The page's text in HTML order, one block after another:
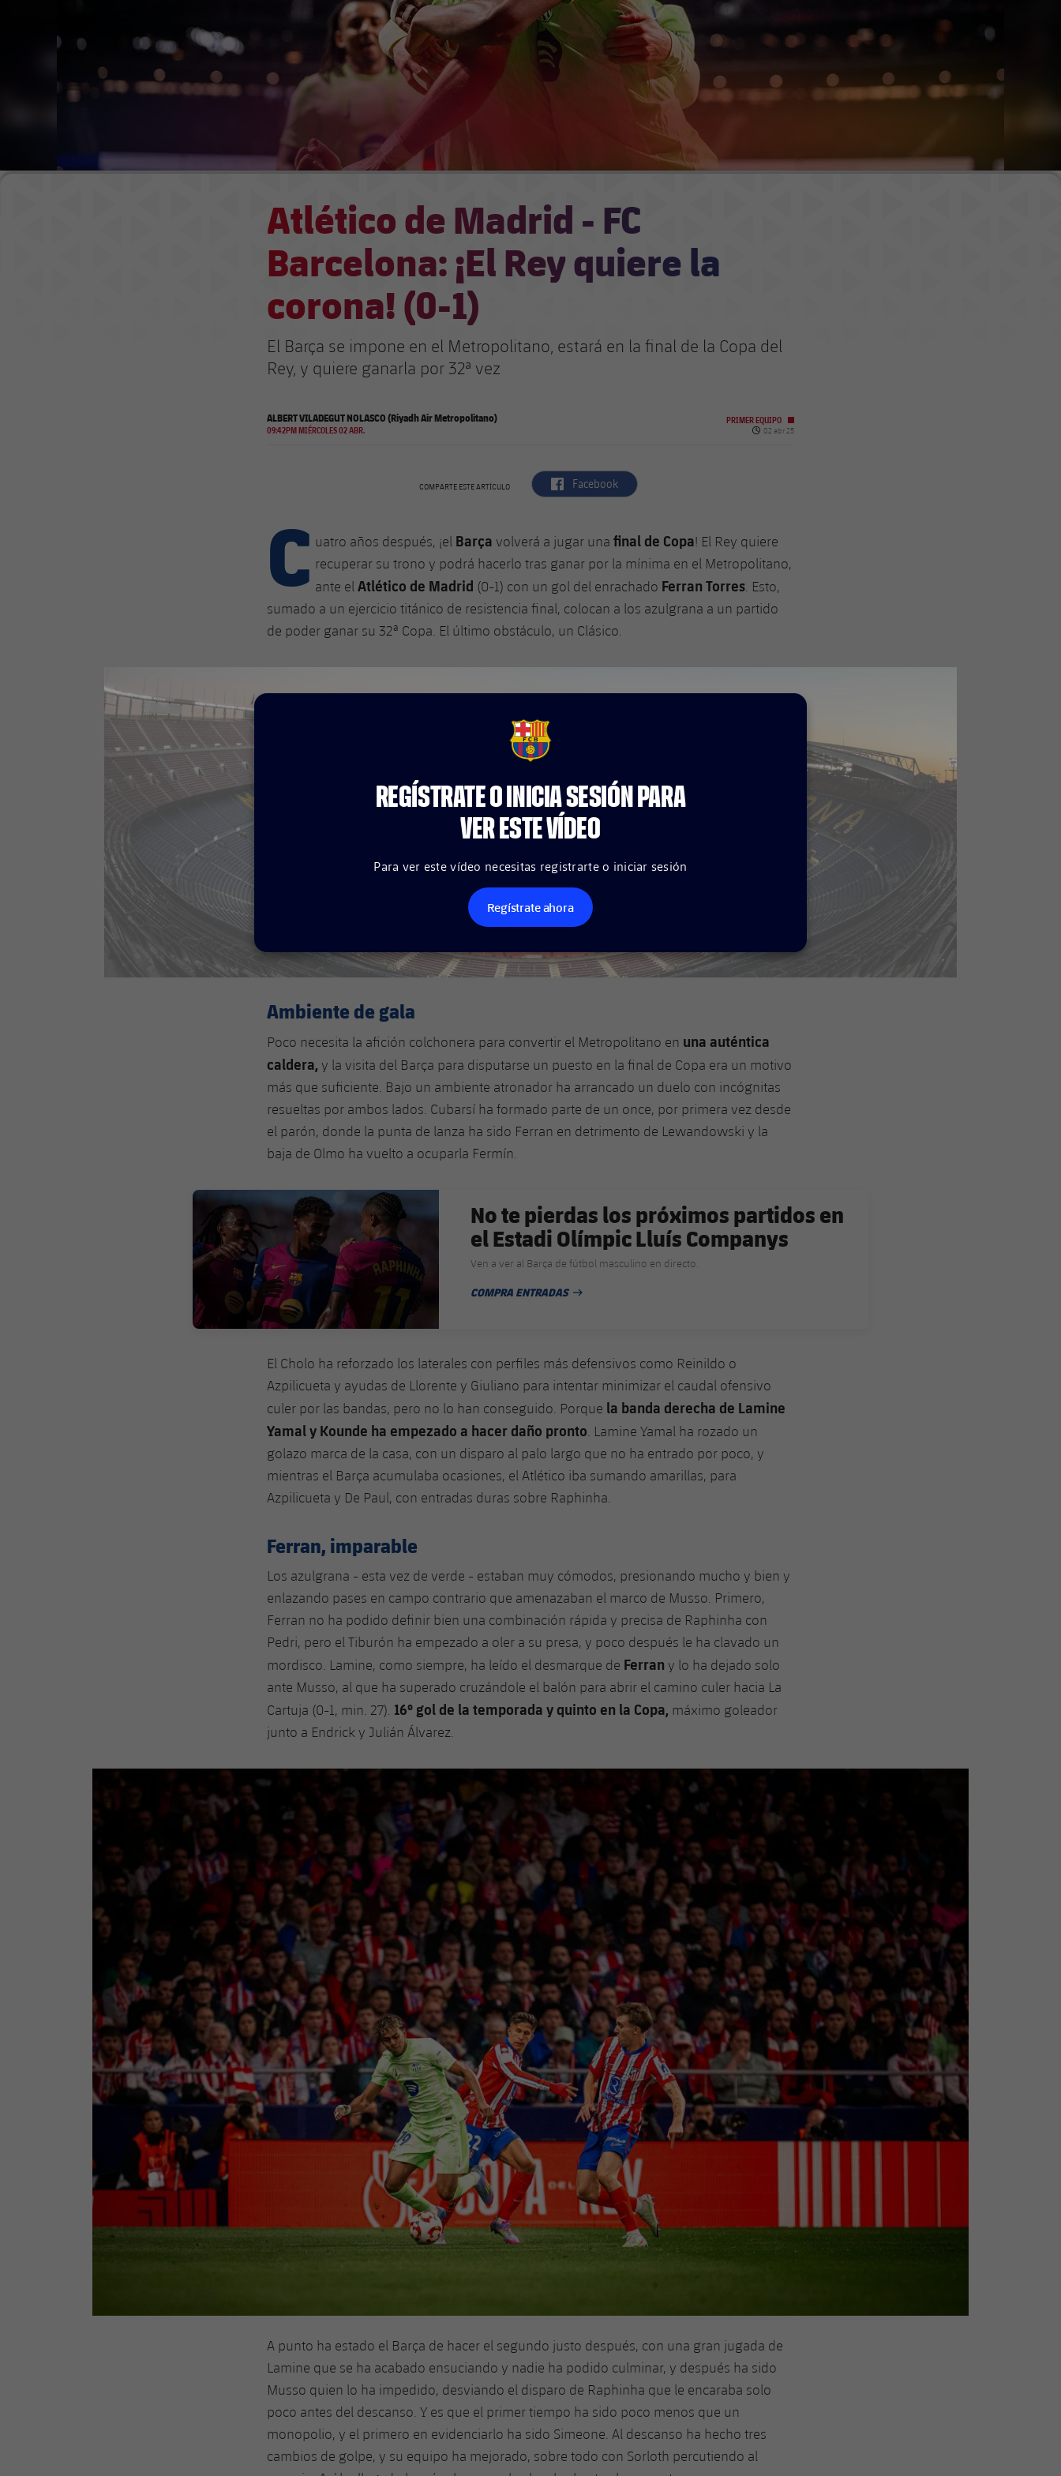
Atlético de Madrid - FC
Barcelona: ¡El Rey quiere la
corona! (0-1)
El Barça se impone en el Metropolitano, estará en la final de la Copa del
Rey, y quiere ganarla por 32ª vez
ALBERT VILADEGUT NOLASCO (Riyadh Air Metropolitano)
09:42PM MIÉRCOLES 02 ABR.
PRIMER EQUIPO
Fecha de publicación
02 abr 25
COMPARTE ESTE ARTÍCULO label.aria.facebook
Facebook
C uatro años después, ¡el Barça volverá a jugar una final de Copa! El Rey quiere
recuperar su trono y podrá hacerlo tras ganar por la mínima en el Metropolitano,
ante elAtlético de Madrid (0-1) con un gol del enrachado Ferran Torres. Esto,
sumado a un ejercicio titánico de resistencia final, colocan a los azulgrana a un partido
de poder ganar su 32ª Copa. El último obstáculo, un Clásico.
FCB Barcelona badge
REGÍSTRATE O INICIA SESIÓN PARA
VER ESTE VÍDEO
Para ver este vídeo necesitas registrarte o iniciar sesión
Regístrate ahora
Ambiente de gala
Poco necesita la afición colchonera para convertir el Metropolitano en una auténtica
caldera, y la visita del Barça para disputarse un puesto en la final de Copa era un motivo
más que suficiente. Bajo un ambiente atronador ha arrancado un duelo con incógnitas
resueltas por ambos lados. Cubarsí ha formado parte de un once, por primera vez desde
el parón, donde la punta de lanza ha sido Ferran en detrimento de Lewandowski y la
baja de Olmo ha vuelto a ocuparla Fermín.
FC Barcelona club badge
No te pierdas los próximos partidos en
el Estadi Olímpic Lluís Companys
Ven a ver al Barça de fútbol masculino en directo.
COMPRA ENTRADAS
FECHA DE PUBLICACIÓN
El Cholo ha reforzado los laterales con perfiles más defensivos como Reinildo o
Azpilicueta y ayudas de Llorente y Giuliano para intentar minimizar el caudal ofensivo
culer por las bandas, pero no lo han conseguido. Porque la banda derecha de Lamine
Yamal y Kounde ha empezado a hacer daño pronto . Lamine Yamal ha rozado un
golazo marca de la casa, con un disparo al palo largo que no ha entrado por poco, y
mientras el Barça acumulaba ocasiones, el Atlético iba sumando amarillas, para
Azpilicueta y De Paul, con entradas duras sobre Raphinha.
Ferran, imparable
Los azulgrana - esta vez de verde - estaban muy cómodos, presionando mucho y bien y
enlazando pases en campo contrario que amenazaban el marco de Musso. Primero,
Ferran no ha podido definir bien una combinación rápida y precisa de Raphinha con
Pedri, pero el Tiburón ha empezado a oler a su presa, y poco después le ha clavado un
mordisco. Lamine, como siempre, ha leído el desmarque de Ferran y lo ha dejado solo
ante Musso, al que ha superado cruzándole el balón para abrir el camino culer hacia La
Cartuja (0-1, min. 27). 16º gol de la temporada y quinto en la Copa, máximo goleador
junto a Endrick y Julián Álvarez.
A punto ha estado el Barça de hacer el segundo justo después, con una gran jugada de
Lamine que se ha acabado ensuciando y nadie ha podido culminar, y después ha sido
Musso quien lo ha impedido, desviando el disparo de Raphinha que le encaraba solo
poco antes del descanso. Y es que el primer tiempo ha sido poco menos que un
monopolio, y el primero en evidenciarlo ha sido Simeone. Al descanso ha hecho tres
cambios de golpe, y su equipo ha mejorado, sobre todo con Sorloth percutiendo al